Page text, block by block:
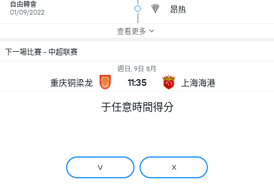
下一場比賽 - 中超联赛
重庆铜梁龙
週日, 9日 8月
11:35 上海海港
于任意時間得分
V X
自由轉會
01/09/2022
昂热
查看更多